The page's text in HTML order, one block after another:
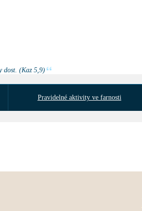
dost. (Kaz 5,9)
Pravidelné aktivity ve farnosti